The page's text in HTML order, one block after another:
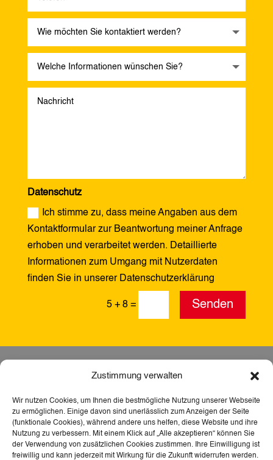
Zustimmung verwalten
Wir nutzen Cookies, um Ihnen die bestmögliche Nutzung unserer Webseite
zu ermöglichen. Einige davon sind unerlässlich zum Anzeigen der Seite
(funktionale Cookies), während andere uns helfen, diese Website und ihre
Nutzung zu verbessern. Mit einem Klick auf „Alle akzeptieren“ können Sie
der Verwendung von zusätzlichen Cookies zustimmen. Ihre Einwilligung ist
freiwillig und kann jederzeit mit Wirkung für die Zukunft widerrufen werden.
Datenschutz
Ich stimme zu, dass meine Angaben aus dem
Kontaktformular zur Beantwortung meiner Anfrage
erhoben und verarbeitet werden. Detaillierte
Informationen zum Umgang mit Nutzerdaten
finden Sie in unserer Datenschutzerklärung
5 + 8 = Senden